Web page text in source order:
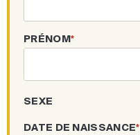
PRÉNOM*
SEXE
DATE DE NAISSANCE*